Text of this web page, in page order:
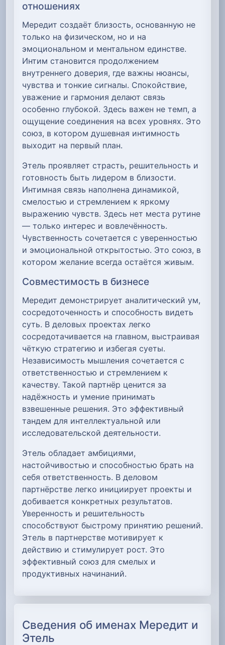
отношениях
Мередит создаёт близость, основанную не
только на физическом, но и на
эмоциональном и ментальном единстве.
Интим становится продолжением
внутреннего доверия, где важны нюансы,
чувства и тонкие сигналы. Спокойствие,
уважение и гармония делают связь
особенно глубокой. Здесь важен не темп, а
ощущение соединения на всех уровнях. Это
союз, в котором душевная интимность
выходит на первый план.
Этель проявляет страсть, решительность и
готовность быть лидером в близости.
Интимная связь наполнена динамикой,
смелостью и стремлением к яркому
выражению чувств. Здесь нет места рутине
— только интерес и вовлечённость.
Чувственность сочетается с уверенностью
и эмоциональной открытостью. Это союз, в
котором желание всегда остаётся живым.
Совместимость в бизнесе
Мередит демонстрирует аналитический ум,
сосредоточенность и способность видеть
суть. В деловых проектах легко
сосредотачивается на главном, выстраивая
чёткую стратегию и избегая суеты.
Независимость мышления сочетается с
ответственностью и стремлением к
качеству. Такой партнёр ценится за
надёжность и умение принимать
взвешенные решения. Это эффективный
тандем для интеллектуальной или
исследовательской деятельности.
Этель обладает амбициями,
настойчивостью и способностью брать на
себя ответственность. В деловом
партнёрстве легко инициирует проекты и
добивается конкретных результатов.
Уверенность и решительность
способствуют быстрому принятию решений.
Этель в партнерстве мотивирует к
действию и стимулирует рост. Это
эффективный союз для смелых и
продуктивных начинаний.
Сведения об именах Мередит и
Этель